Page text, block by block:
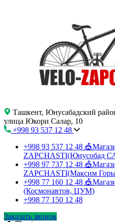
Ташкент, Юнусабадский
улица Юкори Салар, 10
+998 93 537 12 48
+998 93 537 12 48
ZAPCHASTI(Юнусобад
+998 97 737 12 48
ZAPCHASTI(Максим
+998 77 160 12 48
(Космонавтов, ЦУМ)
+998 77 150 12 48
Заказать звонок